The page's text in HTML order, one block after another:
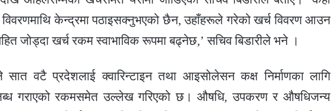
केन्द्रमा पठाइसक्नुभएको छैन, उहाँहरूले गरेको खर्च विवरण आउन
जोड्दा खर्च रकम स्वाभाविक रूपमा बढ्नेछ,’ सचिव बिडारीले भने ।
वटै प्रदेशलाई क्वारिन्टाइन तथा आइसोलेसन कक्ष निर्माणका लागि
गराएको रकमसमेत उल्लेख गरिएको छ। औषधि, उपकरण र औषधिजन्य